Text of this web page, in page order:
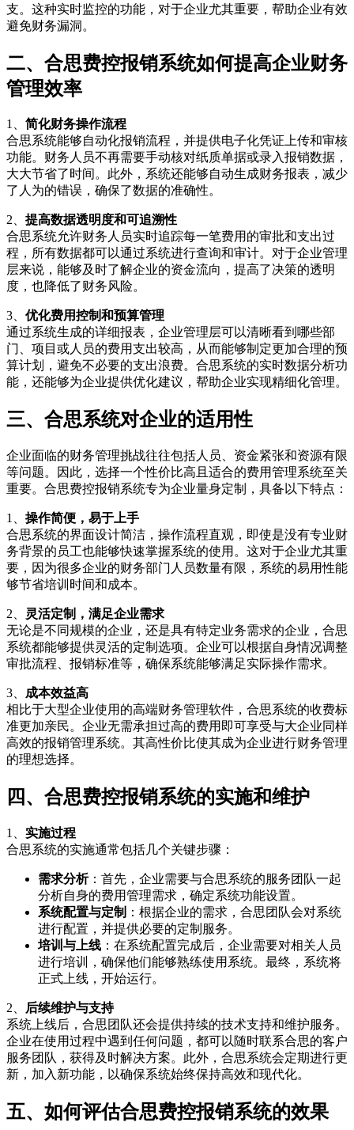
支。这种实时监控的功能，对于企业尤其重要，帮助企业有效
避免财务漏洞。
二、合思费控报销系统如何提高企业财务
管理效率
1、 简化财务操作流程
合思系统能够自动化报销流程，并提供电子化凭证上传和审核
功能。财务人员不再需要手动核对纸质单据或录入报销数据，
大大节省了时间。此外，系统还能够自动生成财务报表，减少
了人为的错误，确保了数据的准确性。
2、 提高数据透明度和可追溯性
合思系统允许财务人员实时追踪每一笔费用的审批和支出过
程，所有数据都可以通过系统进行查询和审计。对于企业管理
层来说，能够及时了解企业的资金流向，提高了决策的透明
度，也降低了财务风险。
3、 优化费用控制和预算管理
通过系统生成的详细报表，企业管理层可以清晰看到哪些部
门、项目或人员的费用支出较高，从而能够制定更加合理的预
算计划，避免不必要的支出浪费。合思系统的实时数据分析功
能，还能够为企业提供优化建议，帮助企业实现精细化管理。
三、合思系统对企业的适用性
企业面临的财务管理挑战往往包括人员、资金紧张和资源有限
等问题。因此，选择一个性价比高且适合的费用管理系统至关
重要。合思费控报销系统专为企业量身定制，具备以下特点：
1、 操作简便，易于上手
合思系统的界面设计简洁，操作流程直观，即使是没有专业财
务背景的员工也能够快速掌握系统的使用。这对于企业尤其重
要，因为很多企业的财务部门人员数量有限，系统的易用性能
够节省培训时间和成本。
2、
灵活定制，满足企业需求
无论是不同规模的企业，还是具有特定业务需求的企业，合思
系统都能够提供灵活的定制选项。企业可以根据自身情况调整
审批流程、报销标准等，确保系统能够满足实际操作需求。
3、 成本效益高
相比于大型企业使用的高端财务管理软件，合思系统的收费标
准更加亲民。企业无需承担过高的费用即可享受与大企业同样
高效的报销管理系统。其高性价比使其成为企业进行财务管理
的理想选择。
四、合思费控报销系统的实施和维护
1、 实施过程
合思系统的实施通常包括几个关键步骤：
需求分析：首先，企业需要与合思系统的服务团队一起
分析自身的费用管理需求，确定系统功能设置。
系统配置与定制 ：根据企业的需求，合思团队会对系统
进行配置，并提供必要的定制服务。
培训与上线 ：在系统配置完成后，企业需要对相关人员
进行培训，确保他们能够熟练使用系统。最终，系统将
正式上线，开始运行。
2、
后续维护与支持
系统上线后，合思团队还会提供持续的技术支持和维护服务。
企业在使用过程中遇到任何问题，都可以随时联系合思的客户
服务团队，获得及时解决方案。此外，合思系统会定期进行更
新，加入新功能，以确保系统始终保持高效和现代化。
五、如何评估合思费控报销系统的效果